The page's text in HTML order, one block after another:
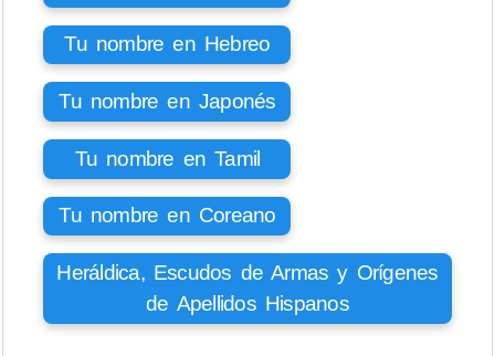
Tu nombre en Hebreo
Tu nombre en Japonés
Tu nombre en Tamil
Tu nombre en Coreano
Heráldica, Escudos de Armas y Orígenes
de Apellidos Hispanos